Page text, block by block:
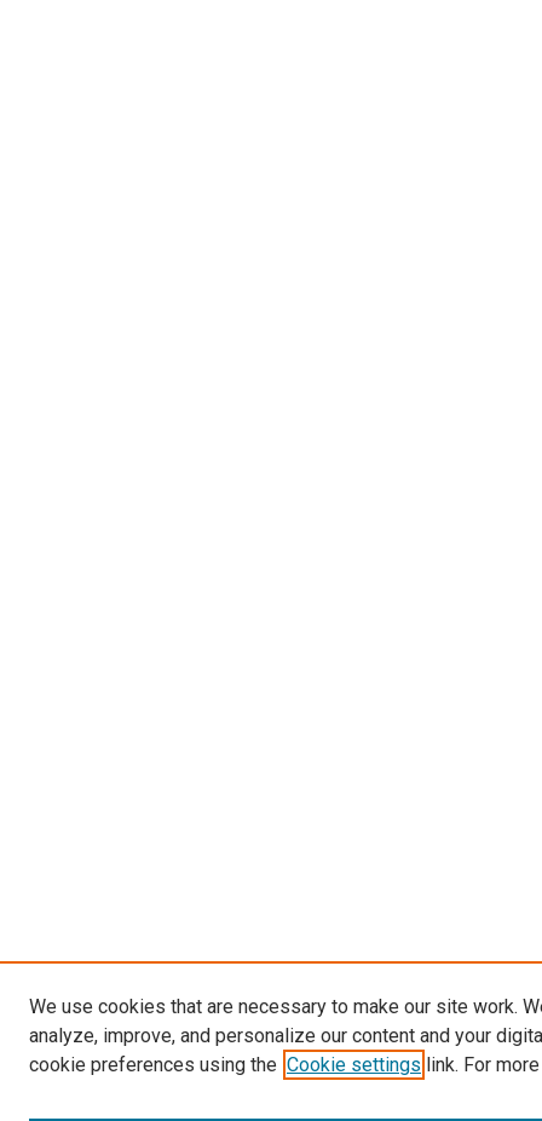
We use cookies that are necessary to make our site work.
analyze, improve, and personalize our content and your
cookie preferences using the Cookie settings link. For